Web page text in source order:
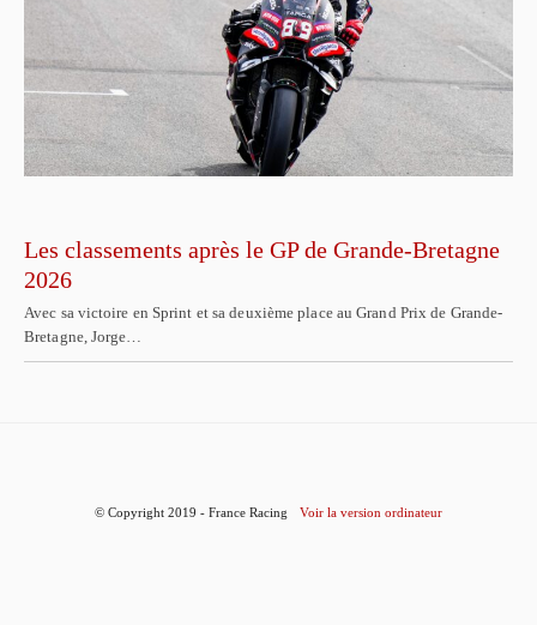
Les classements après le GP de Grande-Bretagne
2026
Avec sa victoire en Sprint et sa deuxième place au Grand Prix de Grande-
Bretagne, Jorge…
© Copyright 2019 - France Racing Voir la version ordinateur